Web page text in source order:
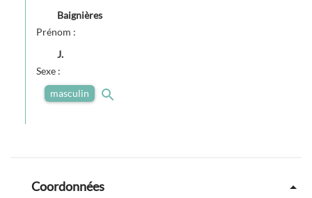
Baignières
Prénom :
J.
Sexe :
masculin
Coordonnées